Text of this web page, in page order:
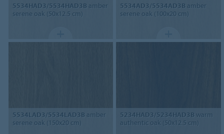
5534HAD3/5534HAD3B amber
serene oak (50x12.5 cm)
5534AD3/5534AD3B amber
serene oak (100x20 cm)
5534LAD3/5534LAD3B amber
serene oak (150x20 cm)
5234HAD3/5234HAD3B warm
authentic oak (50x12.5 cm)